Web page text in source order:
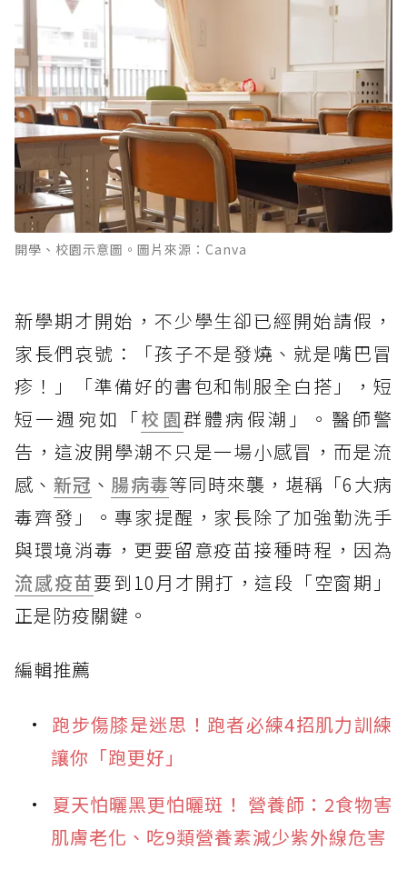
開學、校園示意圖。圖片來源：Canva
新學期才開始，不少學生卻已經開始請假，
家長們哀號：「孩子不是發燒、就是嘴巴冒
疹！」「準備好的書包和制服全白搭」，短
短一週宛如「校園群體病假潮」。醫師警
告，這波開學潮不只是一場小感冒，而是流
感、 新冠 、 腸病毒等同時來襲，堪稱「6大病
毒齊發」。專家提醒，家長除了加強勤洗手
與環境消毒，更要留意疫苗接種時程，因為
流感疫苗要到10月才開打，這段「空窗期」
正是防疫關鍵。
編輯推薦
跑步傷膝是迷思！跑者必練4招肌力訓練
讓你「跑更好」
夏天怕曬黑更怕曬斑！ 營養師：2食物害
肌膚老化、吃9類營養素減少紫外線危害